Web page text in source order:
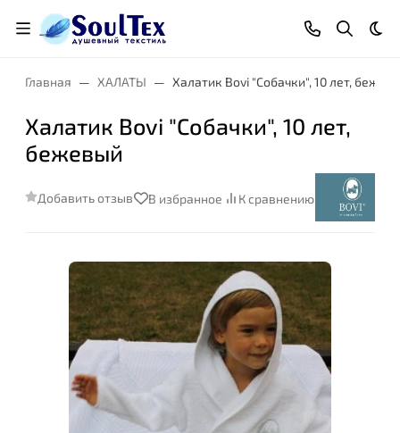
Главная ХАЛАТЫ Халатик Bovi "Собачки", 10 лет,
Халатик Bovi "Собачки", 10 лет,
бежевый
Добавить отзыв В избранное К сравнению